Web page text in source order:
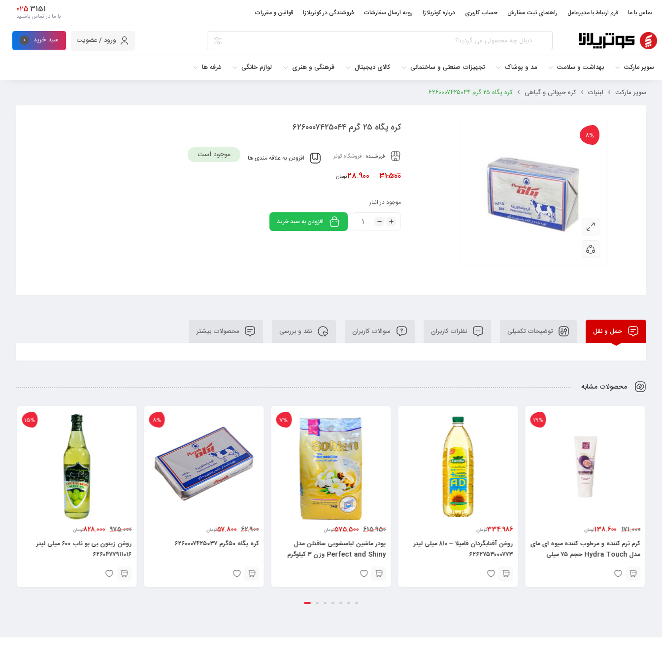
تماس با ما فرم ارتباط با مدیرعامل راهنمای ثبت سفارش حساب کاربری درباره کوثرپلازا رویه ارسال سفارشات فروشندگی در کوثرپلازا قوانین و مقررات 3151
025
با ما در تماس باشـید
ورود / عضویت سبد خرید 0
سوپر مارکت بهداشت و سلامت مد و پوشاک تجهیزات صنعتی و ساختمانی کالای دیجیتال فرهنگی و هنری لوازم خانگی غرفه ها
سوپر مارکت لبنیات کره حیوانی و گیاهی کره پگاه ۲۵ گرم ۶۲۶۰۰۰۷۴۲۵۰۴۴
8%
کره پگاه ۲۵ گرم ۶۲۶۰۰۰۷۴۲۵۰۴۴
فروشـنده : فروشگاه کوثر افزودن به علاقه مندی ها موجود است
31.500
28.900تومان
موجود در انبار
افزودن به سبد خرید
حمل و نقل توضیحات تکمیلی نظرات کاربران سوالات کاربران نقد و بررسی محصولات بیشتر
محصولات مشابه
19%
171.000
138.600تومان
کرم نرم کننده و مرطوب کننده میوه ای مای
مدل Hydra Touch حجم ۷۵ میلی
334.986تومان
روغن آفتابگردان فامیلا – ۸۱۰ میلی لیتر
۶۲۶۲۷۵۳۰۰۰۷۷۳
7%
615.950
575.500تومان
پودر ماشین لباسشویی سافتلن مدل
Perfect and Shiny وزن ۳ کیلوگرم
8%
62.900
57.800تومان
کره پگاه ۵۰گرم ۶۲۶۰۰۰۷۴۲۵۰۳۷
15%
975.000
828.000تومان
روغن زیتون بی بو ناب ۶۰۰ میلی لیتر
۶۲۶۰۴۷۷۹۱۱۰۱۶